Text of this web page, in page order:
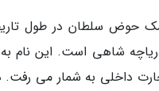
حوض سلطان در طول
شاهی است. این نام
داخلی به شمار می رفت.